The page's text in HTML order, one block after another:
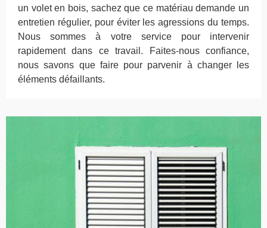
un volet en bois, sachez que ce matériau demande un
entretien régulier, pour éviter les agressions du temps.
Nous sommes à votre service pour intervenir
rapidement dans ce travail. Faites-nous confiance,
nous savons que faire pour parvenir à changer les
éléments défaillants.